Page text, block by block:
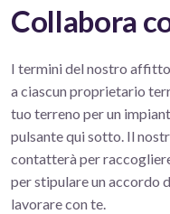
Collabora
I termini del nostro
a ciascun proprietario
tuo terreno per un
pulsante qui sotto. Il
contatterà per
per stipulare un accordo
lavorare con te.